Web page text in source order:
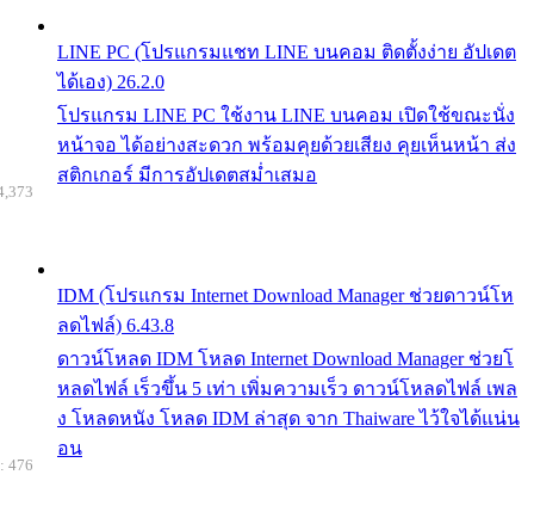
LINE PC (โปรแกรมแชท LINE บนคอม ติดตั้งง่าย อัปเดต
ได้เอง) 26.2.0
โปรแกรม LINE PC ใช้งาน LINE บนคอม เปิดใช้ขณะนั่ง
หน้าจอ ได้อย่างสะดวก พร้อมคุยด้วยเสียง คุยเห็นหน้า ส่ง
สติกเกอร์ มีการอัปเดตสม่ำเสมอ
IDM (โปรแกรม Internet Download Manager ช่วยดาวน์โห
ลดไฟล์) 6.43.8
ดาวน์โหลด IDM โหลด Internet Download Manager ช่วยโ
หลดไฟล์ เร็วขึ้น 5 เท่า เพิ่มความเร็ว ดาวน์โหลดไฟล์ เพล
ง โหลดหนัง โหลด IDM ล่าสุด จาก Thaiware ไว้ใจได้แน่น
อน
476